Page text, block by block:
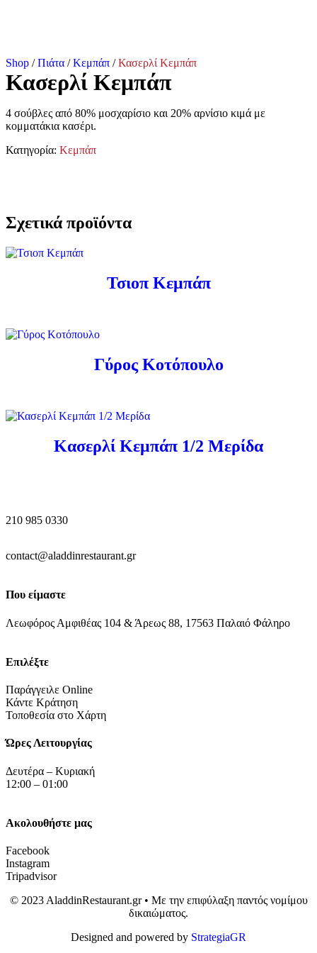
Shop /Πιάτα /Κεμπάπ /Κασερλί Κεμπάπ
Κασερλί Κεμπάπ
4 σούβλες από 80% μοσχαρίσιο και 20% αρνίσιο κιμά με
κομματάκια κασέρι.
Κατηγορία: Κεμπάπ
Σχετικά προϊόντα
Τσιοπ Κεμπάπ
Γύρος Κοτόπουλο
Κασερλί Κεμπάπ 1/2 Μερίδα
210 985 0330
contact@aladdinrestaurant.gr
Που είμαστε
Λεωφόρος Αμφιθέας 104 & Άρεως 88, 17563 Παλαιό Φάληρο
Επιλέξτε
Παράγγειλε Online
Κάντε Κράτηση
Τοποθεσία στο Χάρτη
Ώρες Λειτουργίας
Δευτέρα – Κυριακή
12:00 – 01:00
Ακολουθήστε μας
Facebook
Instagram
Tripadvisor
© 2023 AladdinRestaurant.gr • Με την επιφύλαξη παντός νομίμου
δικαιώματος.
Designed and powered by StrategiaGR